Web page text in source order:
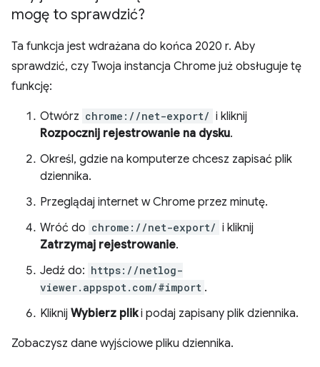
mogę to sprawdzić?
Ta funkcja jest wdrażana do końca 2020 r. Aby
sprawdzić, czy Twoja instancja Chrome już obsługuje tę
funkcję:
Otwórz chrome://net-export/ i kliknij
Rozpocznij rejestrowanie na dysku.
Określ, gdzie na komputerze chcesz zapisać plik
dziennika.
Przeglądaj internet w Chrome przez minutę.
Wróć do chrome://net-export/ i kliknij
Zatrzymaj rejestrowanie.
Jedź do: https://netlog-
viewer.appspot.com/#import .
Kliknij Wybierz pliki podaj zapisany plik dziennika.
Zobaczysz dane wyjściowe pliku dziennika.